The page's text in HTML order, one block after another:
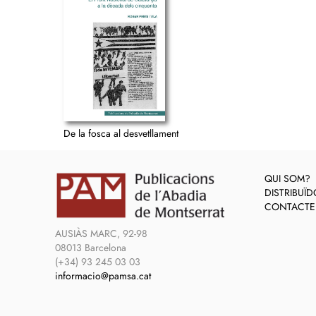
De la fosca al desvetllament
AUSIÀS MARC, 92-98
08013 Barcelona
(+34) 93 245 03 03
informacio@pamsa.cat
QUI SOM?
CONTACTE